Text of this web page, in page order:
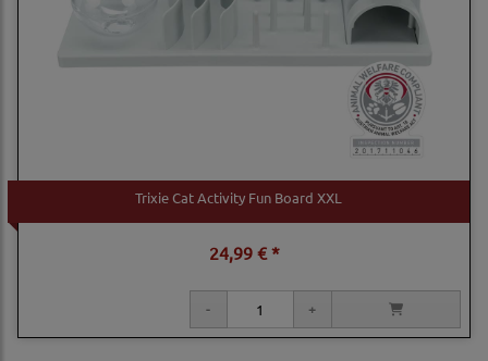
Trixie Cat Activity Fun Board XXL
24,99 € *